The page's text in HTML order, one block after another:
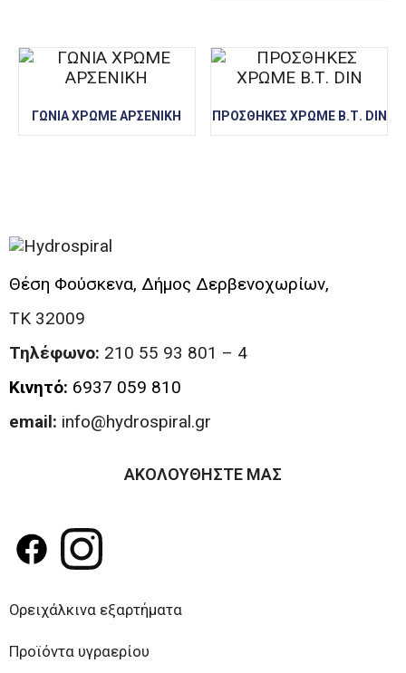
ΓΩΝΙΑ ΧΡΩΜΕ ΑΡΣΕΝΙΚΗ ΠΡΟΣΘΗΚΕΣ ΧΡΩΜΕ Β.Τ. DIN
Θέση Φούσκενα, Δήμος Δερβενοχωρίων,
ΤΚ 32009
Τηλέφωνο: 210 55 93 801 – 4
Κινητό: 6937 059 810
email: info@hydrospiral.gr
ΑΚΟΛΟΥΘΗΣΤΕ ΜΑΣ
Ορειχάλκινα εξαρτήματα
Προϊόντα υγραερίου